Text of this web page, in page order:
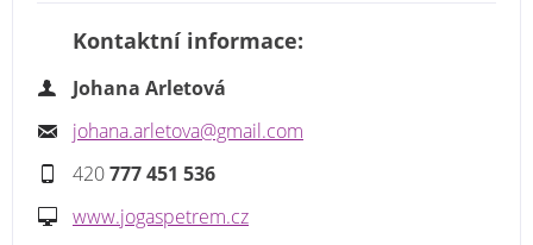
Kontaktní informace:
Johana Arletová
johana.arletova@gmail.com
420777 451 536
www.jogaspetrem.cz